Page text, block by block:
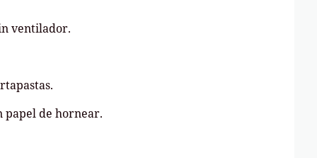
ventilador.
papel de hornear.